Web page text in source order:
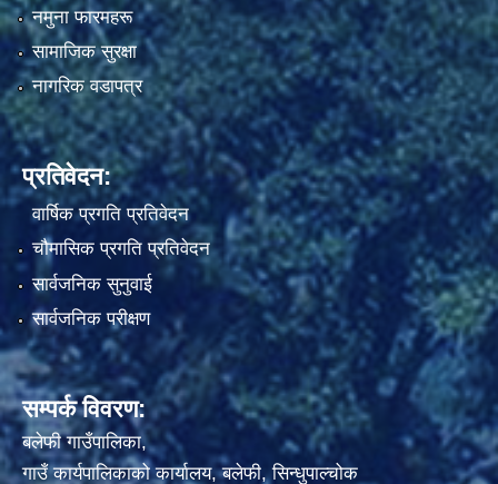
नमुना फारमहरू
सामाजिक सुरक्षा
नागरिक वडापत्र
प्रतिवेदन:
वार्षिक प्रगति प्रतिवेदन
चौमासिक प्रगति प्रतिवेदन
सार्वजनिक सुनुवाई
सार्वजनिक परीक्षण
सम्पर्क विवरण:
बलेफी गाउँपालिका,
गाउँ कार्यपालिकाको कार्यालय, बलेफी, सिन्धुपाल्चोक